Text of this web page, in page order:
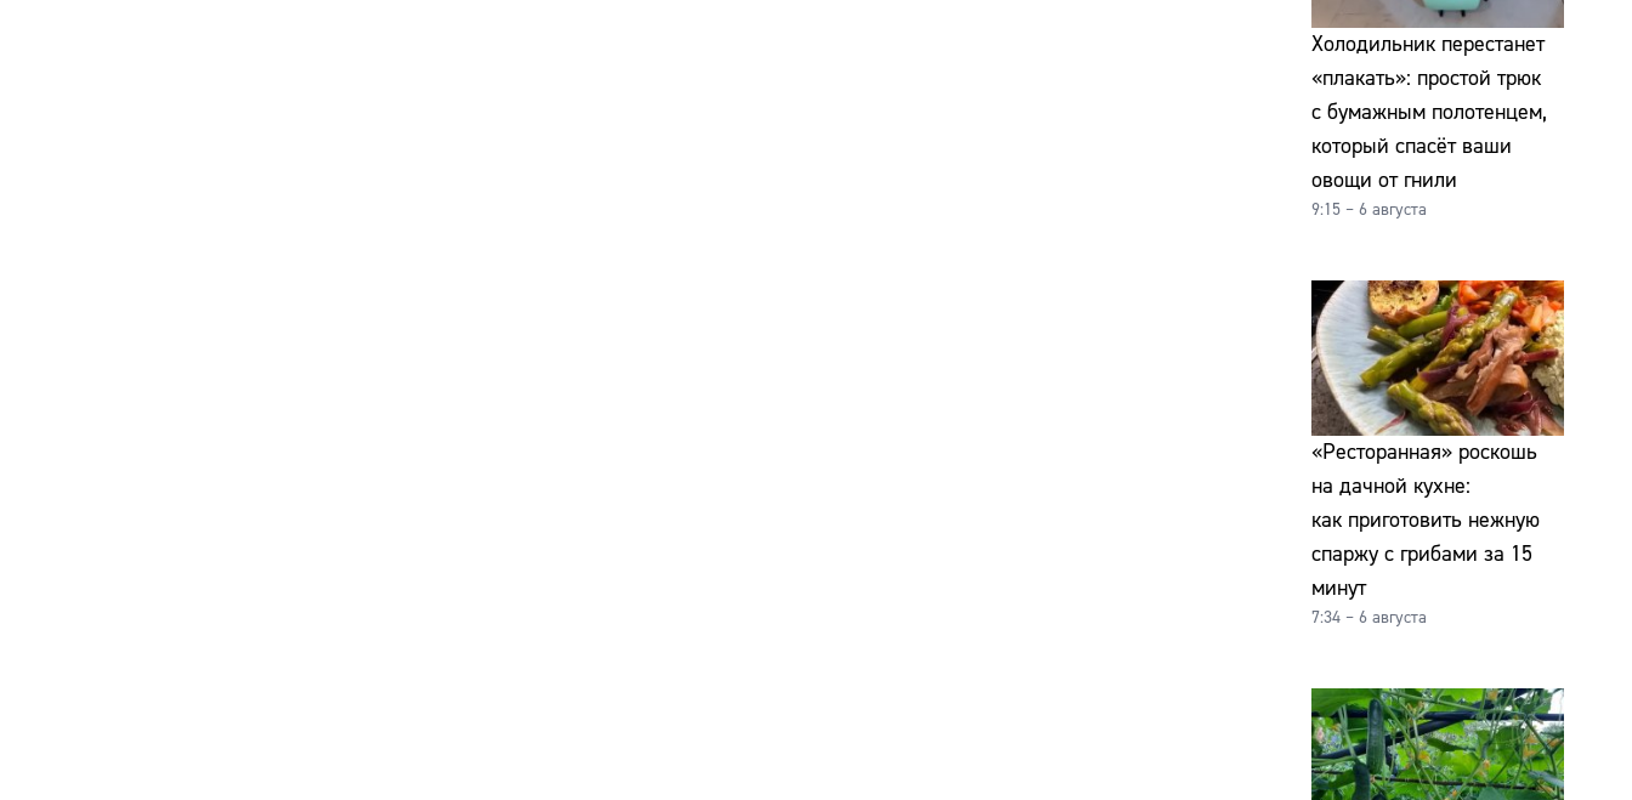
Холодильник перестанет
«плакать»: простой трюк
с бумажным полотенцем,
который спасёт ваши
овощи от гнили
9:15 – 6 августа
«Ресторанная» роскошь
на дачной кухне:
как приготовить нежную
спаржу с грибами за 15
минут
7:34 – 6 августа